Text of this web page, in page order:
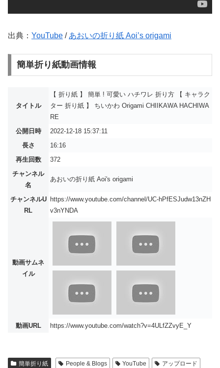
出典： YouTube / あおいの折り紙 Aoi’s origami
簡単折り紙動画情報
タイトル
【 折り紙 】 簡単 ! 可愛い ハチワレ 折り方 【 キャラク
ター 折り紙 】 ちいかわ Origami CHIIKAWA HACHIWA
RE
公開日時
2022-12-18 15:37:11
長さ
16:16
再生回数
372
チャンネル
名
あおいの折り紙 Aoi's origami
チャンネルU
RL
https://www.youtube.com/channel/UC-hPfESJudw13nZH
v3nYNDA
動画サムネ
イル
動画URL https://www.youtube.com/watch?v=4ULfZZvyE_Y
簡単折り紙 People & Blogs YouTube
アップロード